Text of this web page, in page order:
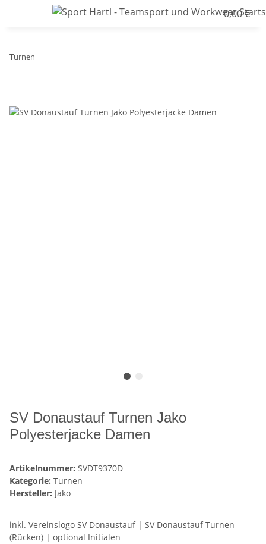
0,00 €
Turnen
SV Donaustauf Turnen Jako
Polyesterjacke Damen
Artikelnummer: SVDT9370D
Kategorie: Turnen
Hersteller: Jako
inkl. Vereinslogo SV Donaustauf | SV Donaustauf Turnen
(Rücken) | optional Initialen